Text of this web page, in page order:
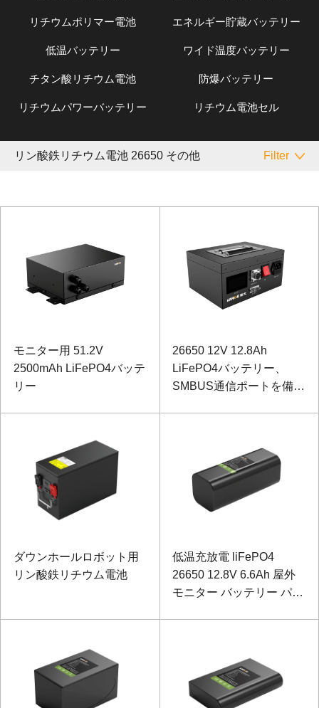
リチウムポリマー電池 エネルギー貯蔵バッテリー
低温バッテリー ワイド温度バッテリー
チタン酸リチウム電池 防爆バッテリー
リチウムパワーバッテリー リチウム電池セル
リン酸鉄リチウム電池 26650 その他 Filter
モニター用 51.2V
2500mAh LiFePO4バッテ
リー
26650 12V 12.8Ah
LiFePO4バッテリー、
SMBUS通信ポートを備え
ダウンホールロボット用
リン酸鉄リチウム電池
低温充放電 liFePO4
26650 12.8V 6.6Ah 屋外
モニター バッテリー パッ